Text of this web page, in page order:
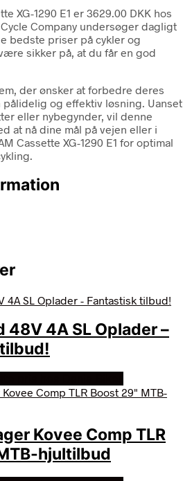
XG-1290 E1 er 3629.00 DKK hos
Company undersøger dagligt
bedste priser på cykler og
sikker på, at du får en god
der ønsker at forbedre deres
og effektiv løsning. Uanset
eller nybegynder, vil denne
at nå dine mål på vejen eller i
Cassette XG-1290 E1 for optimal
48V 4A SL Oplader –
Kovee Comp TLR
hjultilbud